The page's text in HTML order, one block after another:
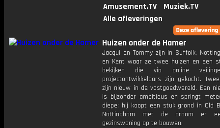
Amusement.TV
Muziek.TV
Alle afleveringen
Huizen onder de Hamer
Jacqui en Tommy zijn in Suffolk,
en Kent waar ze twee huizen en een
bekijken die via online
projectontwikkelaars zijn gekocht.
zijn nieuw in de vastgoedwereld. Een
is bijzonder ambitieus en springt
diepe: hij koopt een stuk grond in Old
Nottingham met de droom er
gezinswoning op te bouwen.